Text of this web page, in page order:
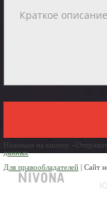
Нажимая на кнопку
данных
Для правообладателей | Сайт